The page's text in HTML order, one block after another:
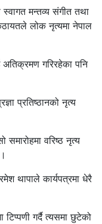
स्वागत मन्तव्य संगीत तथा
लोक नृत्यमा नेपाल
अतिक्रमण गरिरहेका पनि
प्रतिष्ठानको नृत्य
समारोहमा वरिष्ठ नृत्य
थापाले कार्यपत्रमा धेरै
गर्दै त्यसमा छुटेको